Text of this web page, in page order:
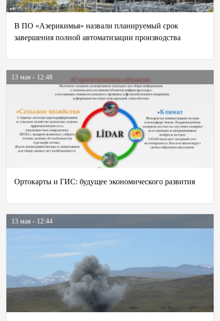
В ПО «Азерикимья» назвали планируемый срок
завершения полной автоматизации производства
13 мая - 12:48
Ортокарты и ГИС: будущее экономического развития
13 мая - 12:44